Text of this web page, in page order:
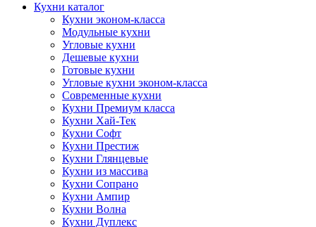
Кухни каталог
Кухни эконом-класса
Модульные кухни
Угловые кухни
Дешевые кухни
Готовые кухни
Угловые кухни эконом-класса
Современные кухни
Кухни Премиум класса
Кухни Хай-Тек
Кухни Софт
Кухни Престиж
Кухни Глянцевые
Кухни из массива
Кухни Сопрано
Кухни Ампир
Кухни Волна
Кухни Дуплекс